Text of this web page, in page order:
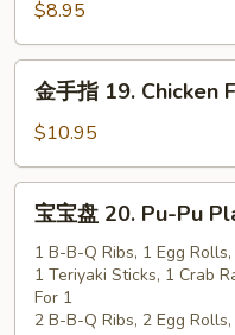
18b.
Vegetarian
Dumplings
$8.95
19.
Chicken
Fingers
金手指 19. Chicken
$10.95
20.
Pu-
宝宝盘 20. Pu-Pu
1 B-B-Q Ribs, 1 Egg
1 Teriyaki Sticks, 1 Crab
For 1
2 B-B-Q Ribs, 2 Egg